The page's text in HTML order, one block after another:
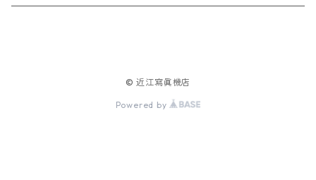
舶来その他
国産その他
Mマウント
6x12
Y/Cマウント
露出計
© 近江寫眞機店
Powered by